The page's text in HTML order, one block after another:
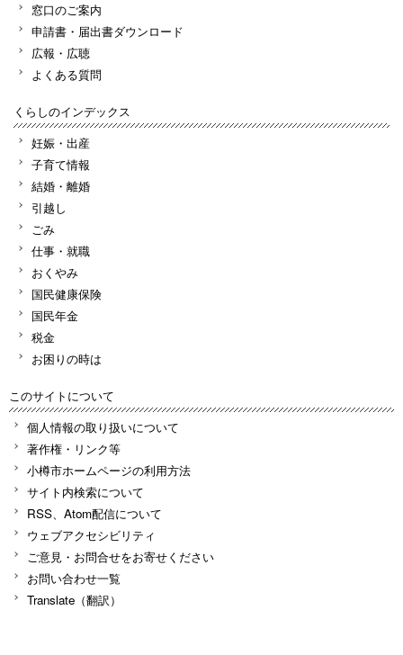
窓口のご案内
申請書・届出書ダウンロード
広報・広聴
よくある質問
くらしのインデックス
妊娠・出産
子育て情報
結婚・離婚
引越し
ごみ
仕事・就職
おくやみ
国民健康保険
国民年金
税金
お困りの時は
このサイトについて
個人情報の取り扱いについて
著作権・リンク等
小樽市ホームページの利用方法
サイト内検索について
RSS、Atom配信について
ウェブアクセシビリティ
ご意見・お問合せをお寄せください
お問い合わせ一覧
Translate（翻訳）